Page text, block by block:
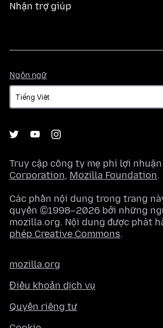
Nhận trợ giúp
Ngôn ngữ
ngữ
Truy cập công ty mẹ phi lợi nhuận
Corporation, Mozilla Foundation.
Các phần nội dung trong trang
quyền ©1998–2026 bởi những
mozilla.org. Nội dung được phát
phép Creative Commons.
mozilla.org
Điều khoản dịch vụ
Quyền riêng tư